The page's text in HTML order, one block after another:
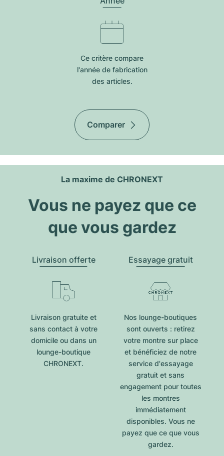
Ce critère compare
l'année de fabrication
des articles.
Comparer
La maxime de CHRONEXT
Vous ne payez que ce
que vous gardez
Livraison offerte
Livraison gratuite et
sans contact à votre
domicile ou dans un
lounge-boutique
CHRONEXT.
Essayage gratuit
Nos lounge-boutiques
sont ouverts : retirez
votre montre sur place
et bénéficiez de notre
service d'essayage
gratuit et sans
engagement pour toutes
les montres
immédiatement
disponibles. Vous ne
payez que ce que vous
gardez.